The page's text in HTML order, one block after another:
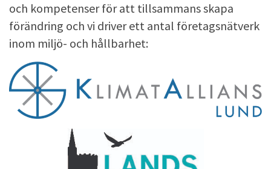
och kompetenser för att tillsammans skapa
förändring och vi driver ett antal företagsnätverk
inom miljö- och hållbarhet: